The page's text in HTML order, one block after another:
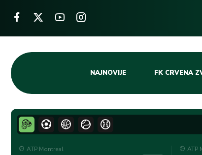
Skip
content
NAJNOVIJE FK CRVENA
ATP Montreal ATP